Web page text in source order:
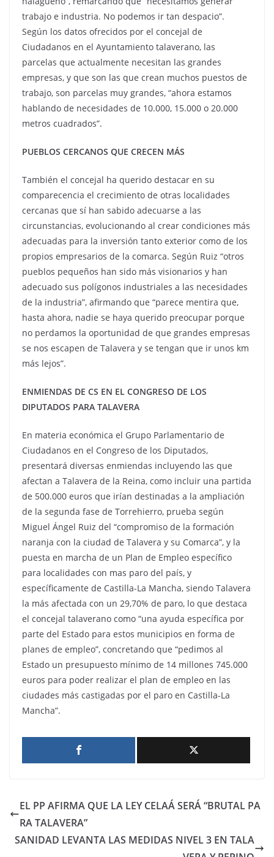
trabajo e industria. No podemos ir tan despacio”.
Según los datos ofrecidos por el concejal de
Ciudadanos en el Ayuntamiento talaverano, las
parcelas que actualmente necesitan las grandes
empresas, y que son las que crean muchos puestos de
trabajo, son parcelas muy grandes, “ahora estamos
hablando de necesidades de 10.000, 15.000 o 20.000
metros cuadrados”.
PUEBLOS CERCANOS QUE CRECEN MÁS
También el concejal ha querido destacar en su
comparecencia el crecimiento de otras localidades
cercanas que sí han sabido adecuarse a las
circunstancias, evolucionando al crear condiciones más
adecuadas para la inversión tanto exterior como de los
propios empresarios de la comarca. Según Ruiz “otros
pueblos pequeños han sido más visionarios y han
adecuado sus polígonos industriales a las necesidades
de la industria”, afirmando que “parece mentira que,
hasta ahora, nadie se haya querido preocupar porque
no perdamos la oportunidad de que grandes empresas
se nos escapen de Talavera y se tengan que ir unos km
más lejos”.
ENMIENDAS DE CS EN EL CONGRESO DE LOS
DIPUTADOS PARA TALAVERA
En materia económica el Grupo Parlamentario de
Ciudadanos en el Congreso de los Diputados,
presentará diversas enmiendas incluyendo las que
afectan a Talavera de la Reina, como incluir una partida
de 500.000 euros que irían destinadas a la ampliación
de la segunda fase de Torrehierro, prueba según
Miguel Ángel Ruiz del “compromiso de la formación
naranja con la ciudad de Talavera y su Comarca”, y la
puesta en marcha de un Plan de Empleo específico
para localidades con mas paro del país, y
específicamente de Castilla-La Mancha, siendo Talavera
la más afectada con un 29,70% de paro, lo que destaca
el concejal talaverano como “una ayuda específica por
parte del Estado para estos municipios en forma de
planes de empleo”, concretando que “pedimos al
Estado un presupuesto mínimo de 14 millones 745.000
euros para poder realizar el plan de empleo en las
ciudades más castigadas por el paro en Castilla-La
Mancha”.
EL PP AFIRMA QUE LA LEY CELAÁ SERÁ “BRUTAL PA
RA TALAVERA”
SANIDAD LEVANTA LAS MEDIDAS NIVEL 3 EN TALA